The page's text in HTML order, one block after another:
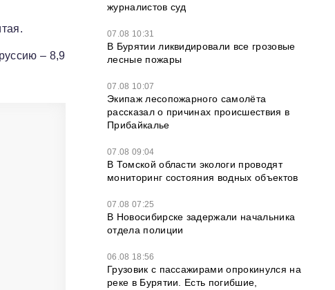
– 8,9
журналистов суд
07.08 10:31
В Бурятии ликвидировали все грозовые
лесные пожары
07.08 10:07
Экипаж лесопожарного самолёта
рассказал о причинах происшествия в
Прибайкалье
07.08 09:04
В Томской области экологи проводят
мониторинг состояния водных объектов
07.08 07:25
В Новосибирске задержали начальника
отдела полиции
06.08 18:56
Грузовик с пассажирами опрокинулся на
реке в Бурятии. Есть погибшие,